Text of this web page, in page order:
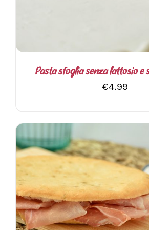
Pasta sfoglia senza lattosio e
€4.99
AGGIUNGI AL CARRELLO /